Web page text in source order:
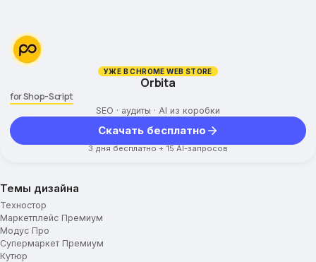
УЖЕ В CHROME WEB STORE
Orbita
for Shop-Script
SEO · аудиты · AI из коробки
Скачать бесплатно
3 дня бесплатно + 15 AI-запросов
Темы дизайна
Техностор
Маркетплейс Премиум
Модус Про
Супермаркет Премиум
Кутюр